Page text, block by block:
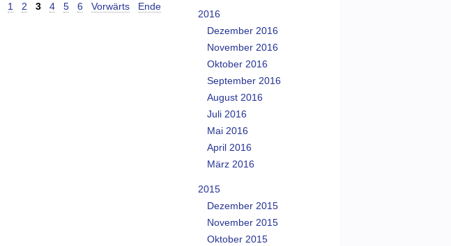
1 2 3 4 5 6 Vorwärts Ende
2016
Dezember 2016
November 2016
Oktober 2016
September 2016
August 2016
Juli 2016
Mai 2016
April 2016
März 2016
2015
Dezember 2015
November 2015
Oktober 2015